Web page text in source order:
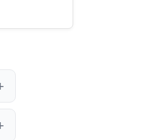
的地點，你每
快速了解：